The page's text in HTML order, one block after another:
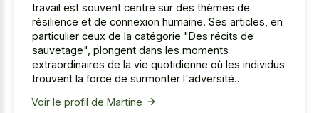
travail est souvent centré sur des thèmes de
résilience et de connexion humaine. Ses articles, en
particulier ceux de la catégorie "Des récits de
sauvetage", plongent dans les moments
extraordinaires de la vie quotidienne où les individus
trouvent la force de surmonter l'adversité..
Voir le profil de Martine